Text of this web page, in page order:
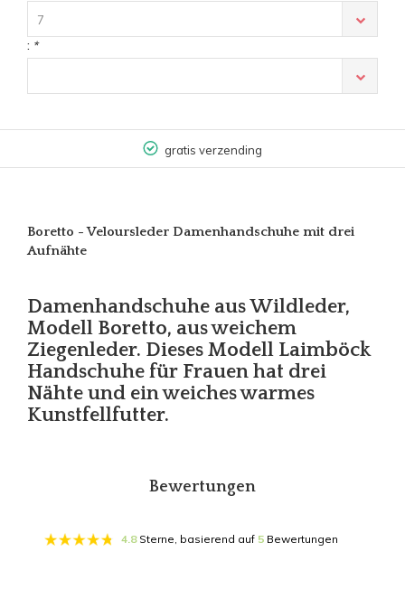
7
: *
gratis verzending
Boretto - Veloursleder Damenhandschuhe mit drei
Aufnähte
Damenhandschuhe aus Wildleder,
Modell Boretto, aus weichem
Ziegenleder. Dieses Modell Laimböck
Handschuhe für Frauen hat drei
Nähte und ein weiches warmes
Kunstfellfutter.
Bewertungen
4.8Sterne, basierend auf 5 Bewertungen